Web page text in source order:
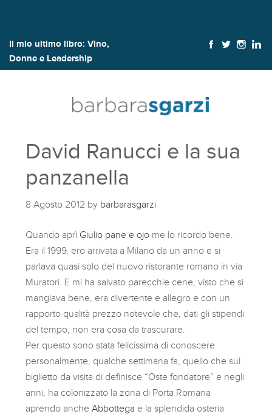
Il mio ultimo libro: Vino,
Donne e Leadership
David Ranucci e la sua
panzanella
8 Agosto 2012 by barbarasgarzi
Quando aprì Giulio pane e ojo me lo ricordo bene.
Era il 1999, ero arrivata a Milano da un anno e si
parlava quasi solo del nuovo ristorante romano in via
Muratori. E mi ha salvato parecchie cene, visto che si
mangiava bene, era divertente e allegro e con un
rapporto qualità prezzo notevole che, dati gli stipendi
del tempo, non era cosa da trascurare.
Per questo sono stata felicissima di conoscere
personalmente, qualche settimana fa, quello che sul
biglietto da visita di definisce “Oste fondatore” e negli
anni, ha colonizzato la zona di Porta Romana
aprendo ancheAbbottega e la splendida osteria